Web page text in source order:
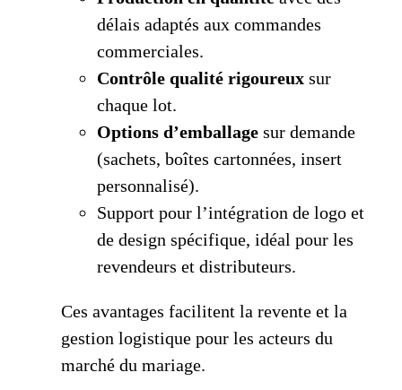
délais adaptés aux commandes
commerciales.
Contrôle qualité rigoureux sur
chaque lot.
Options d’emballage sur demande
(sachets, boîtes cartonnées, insert
personnalisé).
Support pour l’intégration de logo et
de design spécifique, idéal pour les
revendeurs et distributeurs.
Ces avantages facilitent la revente et la
gestion logistique pour les acteurs du
marché du mariage.